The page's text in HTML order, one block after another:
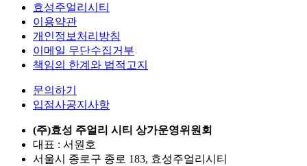
효성주얼리시티
이용약관
개인정보처리방침
이메일 무단수집거부
책임의 한계와 법적고지
문의하기
입점사공지사항
(주)효성 주얼리 시티 상가운영위원회
대표 : 서원호
서울시 종로구 종로 183, 효성주얼리시티